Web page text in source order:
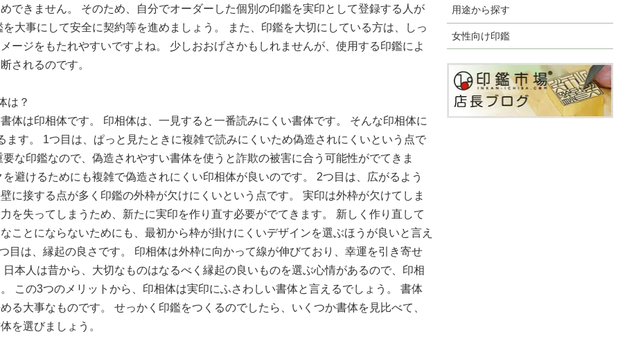
用途から探す
女性向け印鑑
できません。 そのため、自分でオーダーした個別の印鑑を実印として登録する人が
大事にして安全に契約等を進めましょう。 また、印鑑を大切にしている方は、しっ
ージをもたれやすいですよね。 少しおおげさかもしれませんが、使用する印鑑によ
されるのです。
は？
体は印相体です。 印相体は、一見すると一番読みにくい書体です。 そんな印相体に
ます。 1つ目は、ぱっと見たときに複雑で読みにくいため偽造されにくいという点で
な印鑑なので、偽造されやすい書体を使うと詐欺の被害に合う可能性がでてきま
避けるためにも複雑で偽造されにくい印相体が良いのです。 2つ目は、広がるよう
に接する点が多く印鑑の外枠が欠けにくいという点です。 実印は外枠が欠けてしま
を失ってしまうため、新たに実印を作り直す必要がでてきます。 新しく作り直して
ことにならないためにも、最初から枠が掛けにくいデザインを選ぶほうが良いと言え
目は、縁起の良さです。 印相体は外枠に向かって線が伸びており、幸運を引き寄せ
日本人は昔から、大切なものはなるべく縁起の良いものを選ぶ心情があるので、印相
この3つのメリットから、印相体は実印にふさわしい書体と言えるでしょう。 書体
る大事なものです。 せっかく印鑑をつくるのでしたら、いくつか書体を見比べて、
を選びましょう。